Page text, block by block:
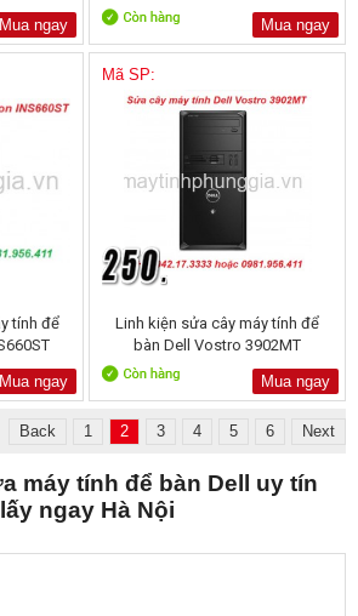
Mua ngay
Mua ngay
tính để
Mua ngay
Mã SP:
Linh kiện sửa cây máy tính để
bàn Dell Vostro 3902MT
Mua ngay
Back 1 2 3 4 5 6 Next
máy tính để bàn Dell uy tín
ngay Hà Nội